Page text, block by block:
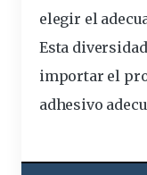
elegir el
Esta
importar el
adhesivo